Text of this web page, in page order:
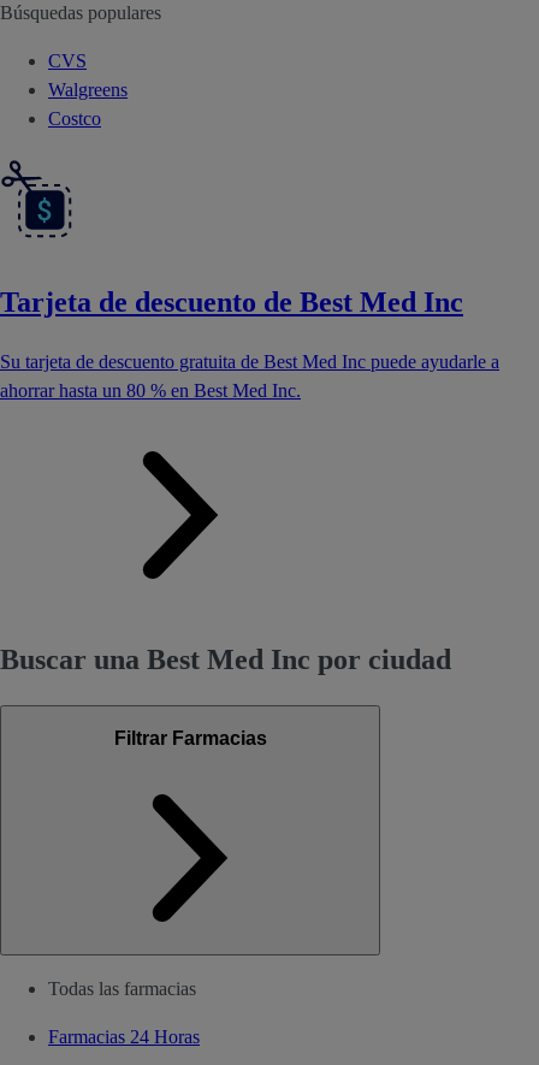
Búsquedas populares
CVS
Walgreens
Costco
Tarjeta de descuento de Best Med Inc
Su tarjeta de descuento gratuita de Best Med Inc puede ayudarle a
ahorrar hasta un 80 % en Best Med Inc.
Buscar una Best Med Inc por ciudad
Filtrar Farmacias
Todas las farmacias
Farmacias 24 Horas